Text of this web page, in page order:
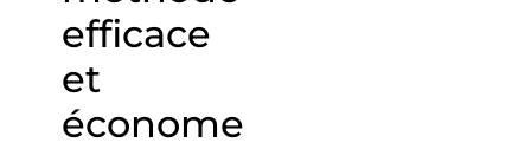
efficace
et
économe